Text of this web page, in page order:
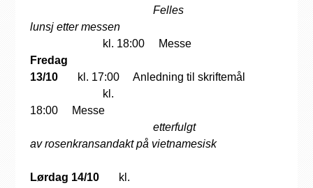
Felles
lunsj etter messen
kl. 18:00 Messe
Fredag
13/10kl. 17:00 Anledning til skriftemål
kl.
18:00 Messe
etterfulgt
av rosenkransandakt på vietnamesisk
Lørdag 14/10kl.